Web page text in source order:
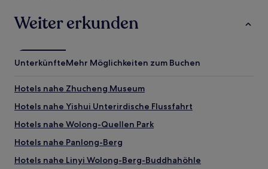
Weiter erkunden
UnterkünfteMehr Möglichkeiten zum Buchen
Hotels nahe Zhucheng Museum
Hotels nahe Yishui Unterirdische Flussfahrt
Hotels nahe Wolong-Quellen Park
Hotels nahe Panlong-Berg
Hotels nahe Linyi Wolong-Berg-Buddhahöhle